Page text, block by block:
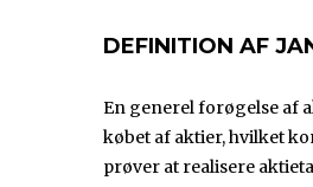
DEFINITION AF
En generel forøgelse af
købet af aktier, hvilket
prøver at realisere